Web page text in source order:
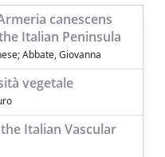
canescens
Italian Peninsula
Abbate, Giovanna
vegetale
Italian Vascular